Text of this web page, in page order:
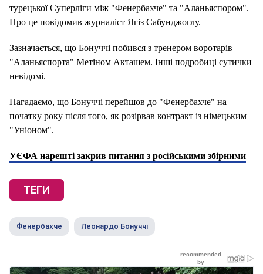
турецької Суперліги між "Фенербахче" та "Аланьяспором".
Про це повідомив журналіст Ягіз Сабунджоглу.
Зазначається, що Бонуччі побився з тренером воротарів
"Аланьяспорта" Метіном Акташем. Інші подробиці сутички
невідомі.
Нагадаємо, що Бонуччі перейшов до "Фенербахче" на
початку року після того, як розірвав контракт із німецьким
"Уніоном".
УЄФА нарешті закрив питання з російськими збірними
ТЕГИ
Фенербахче Леонардо Бонуччі